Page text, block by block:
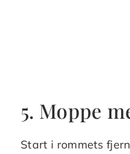
5. Moppe
Start i rommets